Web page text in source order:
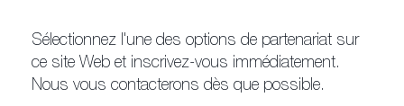
Sélectionnez l'une des options de partenariat sur
ce site Web et inscrivez-vous immédiatement.
Nous vous contacterons dès que possible.